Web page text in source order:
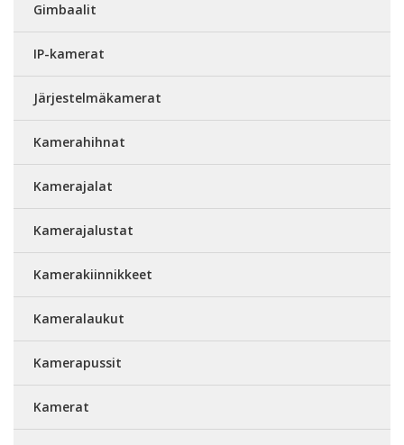
Gimbaalit
IP-kamerat
Järjestelmäkamerat
Kamerahihnat
Kamerajalat
Kamerajalustat
Kamerakiinnikkeet
Kameralaukut
Kamerapussit
Kamerat